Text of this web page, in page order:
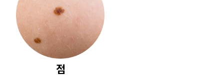
점